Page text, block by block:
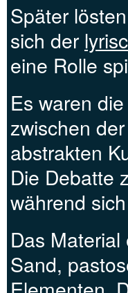
Später
sich der
eine Rolle
Es waren
zwischen
abstrakten
Die Debatte
während
Das
Sand,